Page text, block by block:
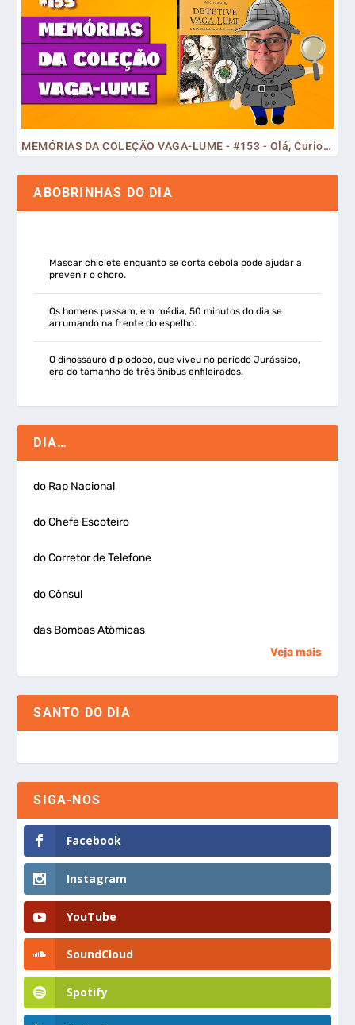
MEMÓRIAS DA COLEÇÃO VAGA-LUME - #153 - Olá, Curiosos! 2023
ABOBRINHAS DO DIA
Mascar chiclete enquanto se corta cebola pode ajudar a
prevenir o choro.
Os homens passam, em média, 50 minutos do dia se
arrumando na frente do espelho.
O dinossauro diplodoco, que viveu no período Jurássico,
era do tamanho de três ônibus enfileirados.
DIA…
do Rap Nacional
do Chefe Escoteiro
do Corretor de Telefone
do Cônsul
das Bombas Atômicas
Veja mais
SANTO DO DIA
SIGA-NOS
Facebook
Instagram
YouTube
SoundCloud
Spotify